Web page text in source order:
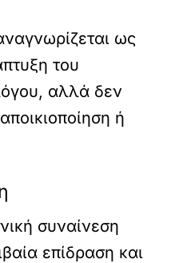
ως
του
αλλά δεν
ή
συναίνεση
επίδραση και